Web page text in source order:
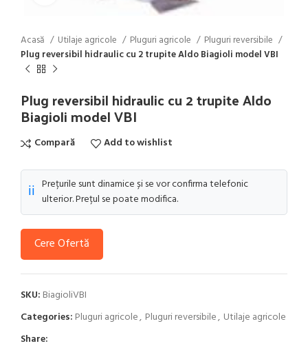
Acasă Utilaje agricole Pluguri agricole
Pluguri reversibile
Plug reversibil hidraulic cu 2 trupite Aldo Biagioli model VBI
Plug reversibil hidraulic cu 2 trupite Aldo
Biagioli model VBI
Compară Add to wishlist
ℹ️ Prețurile sunt dinamice și se vor confirma telefonic
ulterior. Prețul se poate modifica.
Cere Ofertă
SKU: BiagioliVBI
Categories: Pluguri agricole, Pluguri reversibile, Utilaje agricole
Share: